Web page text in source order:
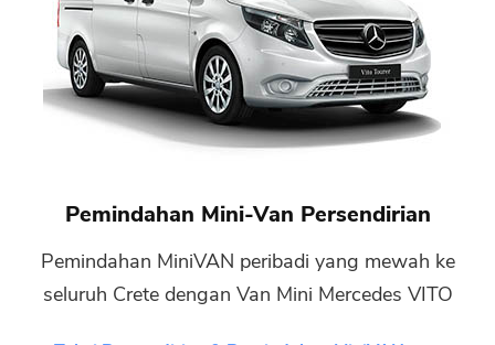
Pemindahan Mini-Van Persendirian
Pemindahan MiniVAN peribadi yang mewah ke
seluruh Crete dengan Van Mini Mercedes VITO